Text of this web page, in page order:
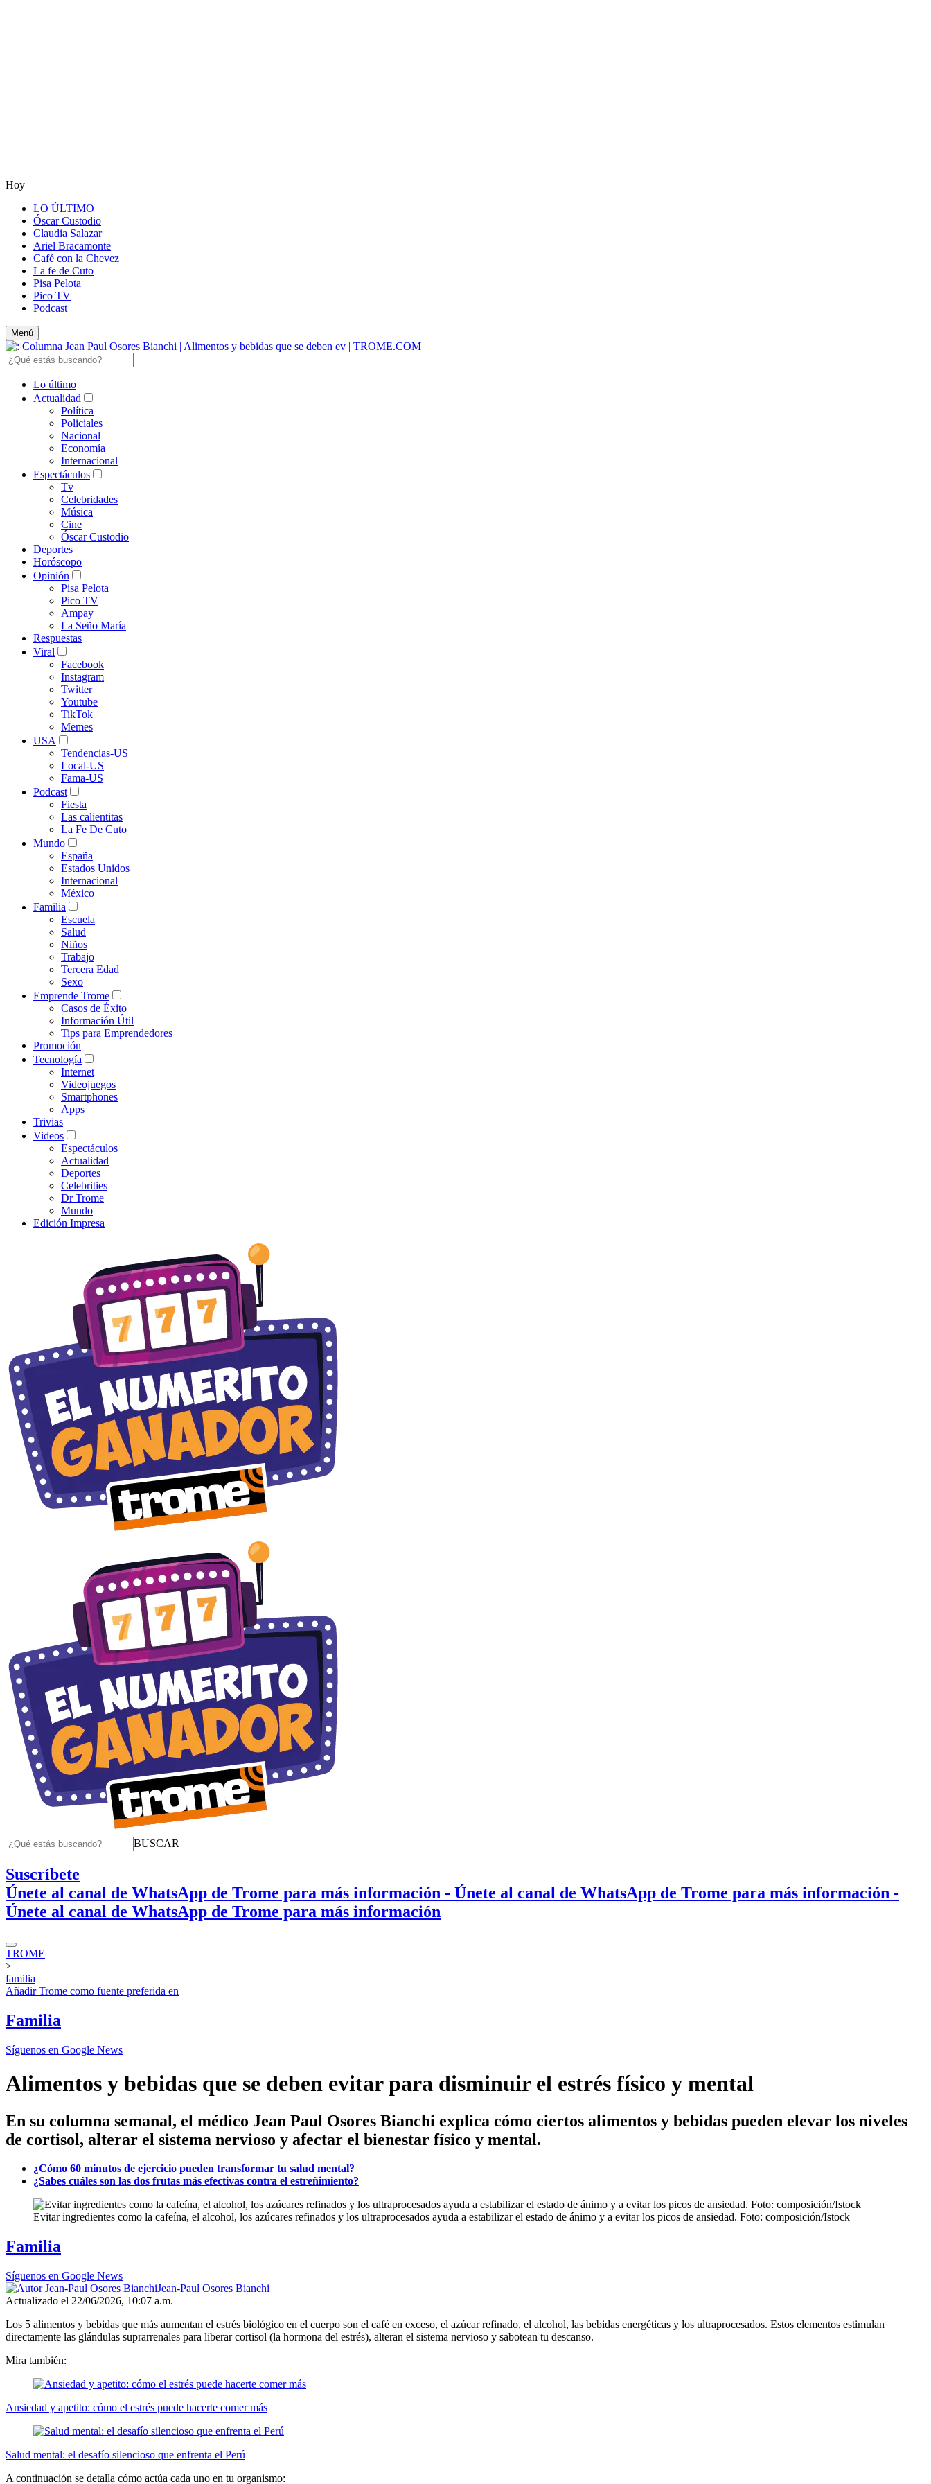
Hoy
LO ÚLTIMO
Óscar Custodio
Claudia Salazar
Ariel Bracamonte
Café con la Chevez
La fe de Cuto
Pisa Pelota
Pico TV
Podcast
Menú
Lo último
Actualidad
Política
Policiales
Nacional
Economía
Internacional
Espectáculos
Tv
Celebridades
Música
Cine
Óscar Custodio
Deportes
Horóscopo
Opinión
Pisa Pelota
Pico TV
Ampay
La Seño María
Respuestas
Viral
Facebook
Instagram
Twitter
Youtube
TikTok
Memes
USA
Tendencias-US
Local-US
Fama-US
Podcast
Fiesta
Las calientitas
La Fe De Cuto
Mundo
España
Estados Unidos
Internacional
México
Familia
Escuela
Salud
Niños
Trabajo
Tercera Edad
Sexo
Emprende Trome
Casos de Éxito
Información Útil
Tips para Emprendedores
Promoción
Tecnología
Internet
Videojuegos
Smartphones
Apps
Trivias
Videos
Espectáculos
Actualidad
Deportes
Celebrities
Dr Trome
Mundo
Edición Impresa
BUSCAR
Suscríbete
Únete al canal de WhatsApp de Trome para más información - Únete al canal de WhatsApp de Trome para más información -
Únete al canal de WhatsApp de Trome para más información
TROME
>
familia
AñadirTrome como fuente preferida en
Familia
Síguenos en Google News
Alimentos y bebidas que se deben evitar para disminuir el estrés físico y mental
En su columna semanal, el médico Jean Paul Osores Bianchi explica cómo ciertos alimentos y bebidas pueden elevar los niveles
de cortisol, alterar el sistema nervioso y afectar el bienestar físico y mental.
¿Cómo 60 minutos de ejercicio pueden transformar tu salud mental?
¿Sabes cuáles son las dos frutas más efectivas contra el estreñimiento?
Evitar ingredientes como la cafeína, el alcohol, los azúcares refinados y los ultraprocesados ayuda a estabilizar el estado de ánimo y a evitar los picos de ansiedad. Foto: composición/Istock
Familia
Síguenos en Google News
Jean-Paul Osores Bianchi
Actualizado el 22/06/2026, 10:07 a.m.
Los 5 alimentos y bebidas que más aumentan el estrés biológico en el cuerpo son el café en exceso, el azúcar refinado, el alcohol, las bebidas energéticas y los ultraprocesados. Estos elementos estimulan
directamente las glándulas suprarrenales para liberar cortisol (la hormona del estrés), alteran el sistema nervioso y sabotean tu descanso.
Mira también:
Ansiedad y apetito: cómo el estrés puede hacerte comer más
Salud mental: el desafío silencioso que enfrenta el Perú
A continuación se detalla cómo actúa cada uno en tu organismo: